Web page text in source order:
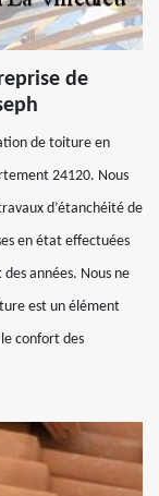
de
de toiture en
24120. Nous
d’étanchéité de
en état effectuées
années. Nous ne
est un élément
confort des